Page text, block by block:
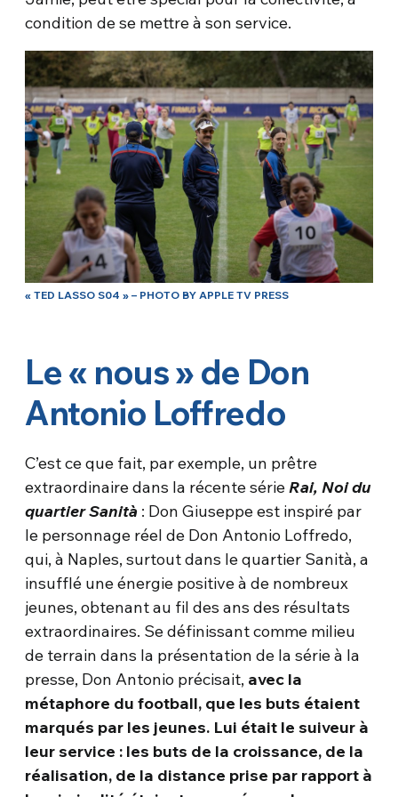
condition de se mettre à son service.
« TED LASSO S04 » – PHOTO BY APPLE TV PRESS
Le « nous » de Don
Antonio Loffredo
C’est ce que fait, par exemple, un prêtre
extraordinaire dans la récente sérieRai, Noi du
quartier Sanità : Don Giuseppe est inspiré par
le personnage réel de Don Antonio Loffredo,
qui, à Naples, surtout dans le quartier Sanità, a
insufflé une énergie positive à de nombreux
jeunes, obtenant au fil des ans des résultats
extraordinaires. Se définissant comme milieu
de terrain dans la présentation de la série à la
presse, Don Antonio précisait, avec la
métaphore du football, que les buts étaient
marqués par les jeunes. Lui était le suiveur à
leur service : les buts de la croissance, de la
réalisation, de la distance prise par rapport à